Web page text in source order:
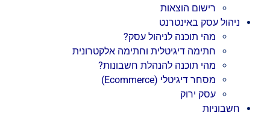
רישום הוצאות
ניהול עסק באינטרנט
מהי תוכנה לניהול עסק?
חתימה דיגיטלית וחתימה אלקטרונית
מהי תוכנה להנהלת חשבונות?
מסחר דיגיטלי (Ecommerce)
עסק ירוק
חשבוניות